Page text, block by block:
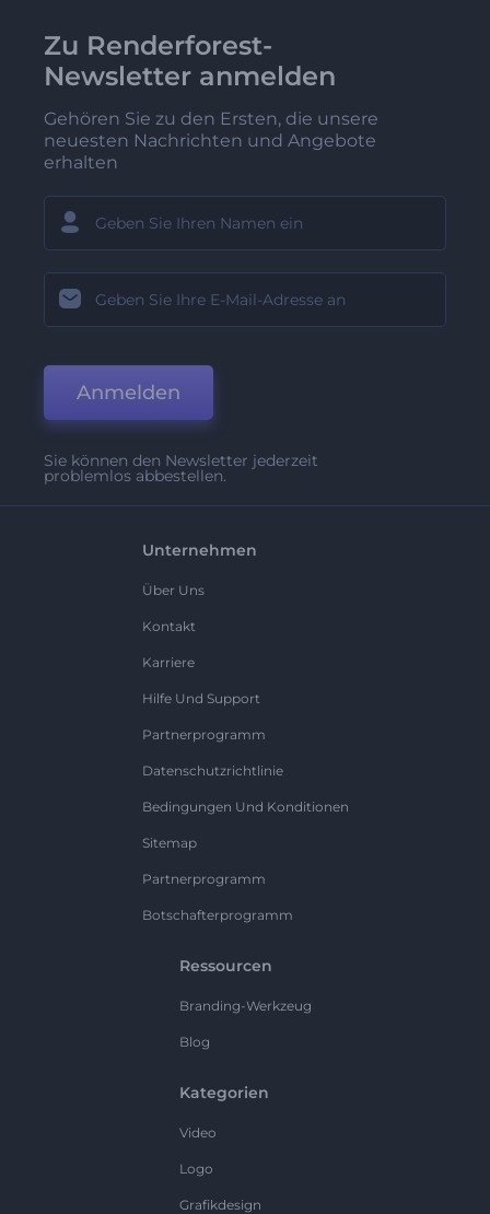
Zu Renderforest-
Newsletter anmelden
Gehören Sie zu den Ersten, die unsere
neuesten Nachrichten und Angebote
erhalten
Anmelden
Sie können den Newsletter jederzeit
problemlos abbestellen.
Unternehmen
Über Uns
Kontakt
Karriere
Hilfe Und Support
Partnerprogramm
Datenschutzrichtlinie
Bedingungen Und Konditionen
Sitemap
Partnerprogramm
Botschafterprogramm
Ressourcen
Branding-Werkzeug
Blog
Kategorien
Video
Logo
Grafikdesign